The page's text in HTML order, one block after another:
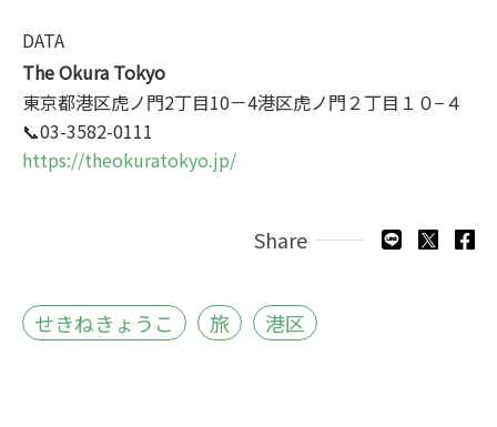
DATA
The Okura Tokyo
東京都港区虎ノ門2丁目10－4港区虎ノ門２丁目１０−４
📞03-3582-0111
https://theokuratokyo.jp/
Share
せきねきょうこ 旅 港区